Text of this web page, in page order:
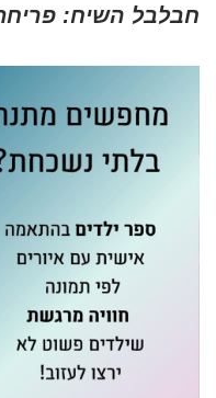
חבלבל השיח: